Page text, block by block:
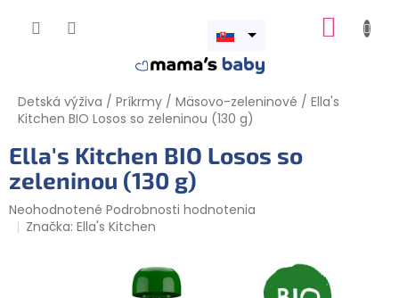
Otvoriť
Detská výživa / Príkrmy / Mäsovo-zeleninové / Ella's
Kitchen BIO Losos so zeleninou (130 g)
Ella's Kitchen BIO Losos so
zeleninou (130 g)
Priemerné
hodnotenie
Neohodnotené Podrobnosti hodnotenia
Značka:Ella's Kitchen